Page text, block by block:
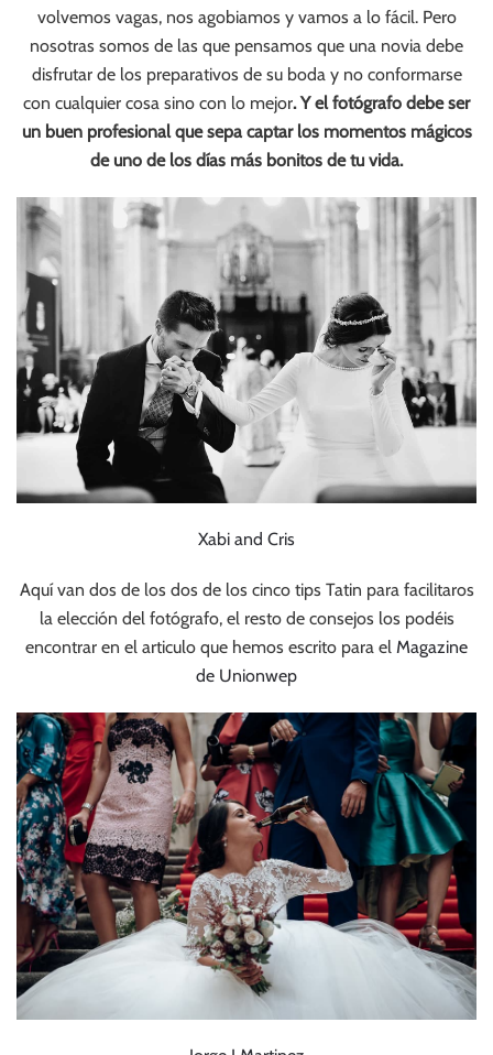
volvemos vagas, nos agobiamos y vamos a lo fácil. Pero
nosotras somos de las que pensamos que una novia debe
disfrutar de los preparativos de su boda y no conformarse
con cualquier cosa sino con lo mejor. Y el fotógrafo debe ser
un buen profesional que sepa captar los momentos mágicos
de uno de los días más bonitos de tu vida.
Xabi and Cris
Aquí van dos de los dos de los cinco tips Tatin para facilitaros
la elección del fotógrafo, el resto de consejos los podéis
encontrar en el articulo que hemos escrito para el Magazine
de Unionwep